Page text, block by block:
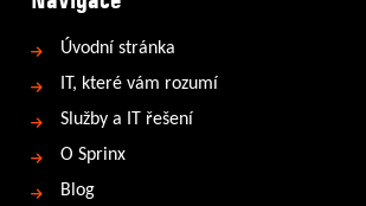
Úvodní stránka
IT, které vám rozumí
Služby a IT řešení
O Sprinx
Blog